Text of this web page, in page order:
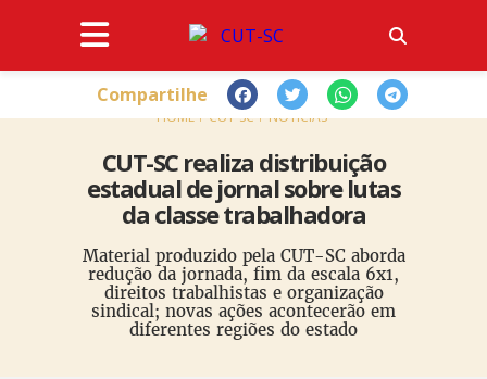
HOME CUT-SC NOTÍCIAS
CUT-SC realiza distribuição
estadual de jornal sobre lutas
da classe trabalhadora
Material produzido pela CUT-SC aborda
redução da jornada, fim da escala 6x1,
direitos trabalhistas e organização
sindical; novas ações acontecerão em
diferentes regiões do estado
Compartilhe